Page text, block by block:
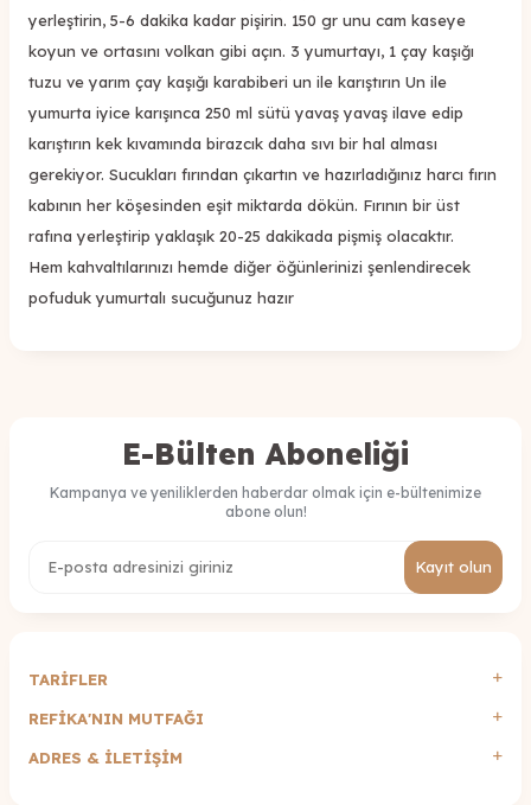
yerleştirin, 5-6 dakika kadar pişirin. 150 gr unu cam kaseye
koyun ve ortasını volkan gibi açın. 3 yumurtayı, 1 çay kaşığı
tuzu ve yarım çay kaşığı karabiberi un ile karıştırın Un ile
yumurta iyice karışınca 250 ml sütü yavaş yavaş ilave edip
karıştırın kek kıvamında birazcık daha sıvı bir hal alması
gerekiyor. Sucukları fırından çıkartın ve hazırladığınız harcı fırın
kabının her köşesinden eşit miktarda dökün. Fırının bir üst
rafına yerleştirip yaklaşık 20-25 dakikada pişmiş olacaktır.
Hem kahvaltılarınızı hemde diğer öğünlerinizi şenlendirecek
pofuduk yumurtalı sucuğunuz hazır
E-Bülten Aboneliği
Kampanya ve yeniliklerden haberdar olmak için e-bültenimize
abone olun!
Kayıt olun
TARİFLER
REFİKA'NIN MUTFAĞI
ADRES & İLETIŞIM